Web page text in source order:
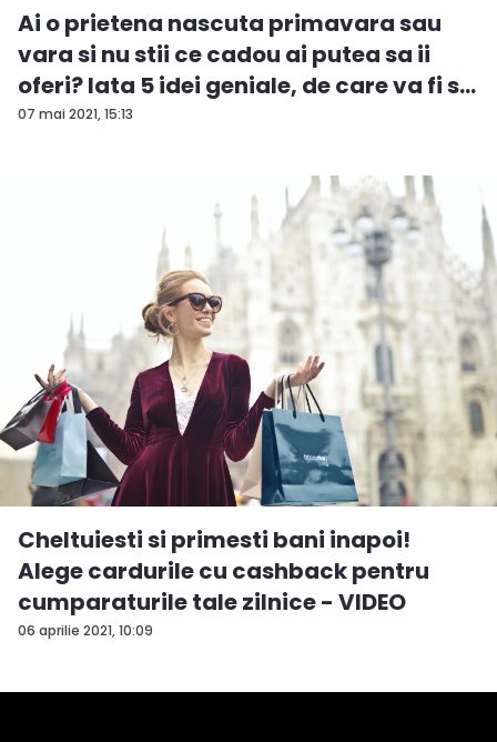
07 mai 2021, 15:13
Ai o prietena nascuta primavara sau
vara si nu stii ce cadou ai putea sa ii
oferi? Iata 5 idei geniale, de care va fi s...
06 aprilie 2021, 10:09
Cheltuiesti si primesti bani inapoi!
Alege cardurile cu cashback pentru
cumparaturile tale zilnice - VIDEO